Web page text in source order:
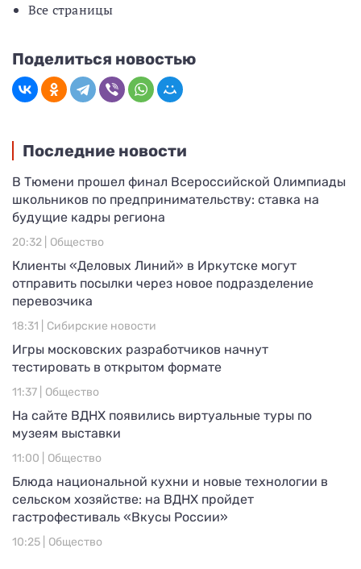
Все страницы
Поделиться новостью
Последние новости
В Тюмени прошел финал Всероссийской Олимпиады
школьников по предпринимательству: ставка на
будущие кадры региона
20:32 | Общество
Клиенты «Деловых Линий» в Иркутске могут
отправить посылки через новое подразделение
перевозчика
18:31 | Сибирские новости
Игры московских разработчиков начнут
тестировать в открытом формате
11:37 | Общество
На сайте ВДНХ появились виртуальные туры по
музеям выставки
11:00 | Общество
Блюда национальной кухни и новые технологии в
сельском хозяйстве: на ВДНХ пройдет
гастрофестиваль «Вкусы России»
10:25 | Общество